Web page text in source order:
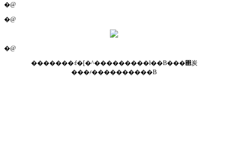
�@
�@
�@
�������܃f�[�^���������ł��B���΂炭
���҂����������B